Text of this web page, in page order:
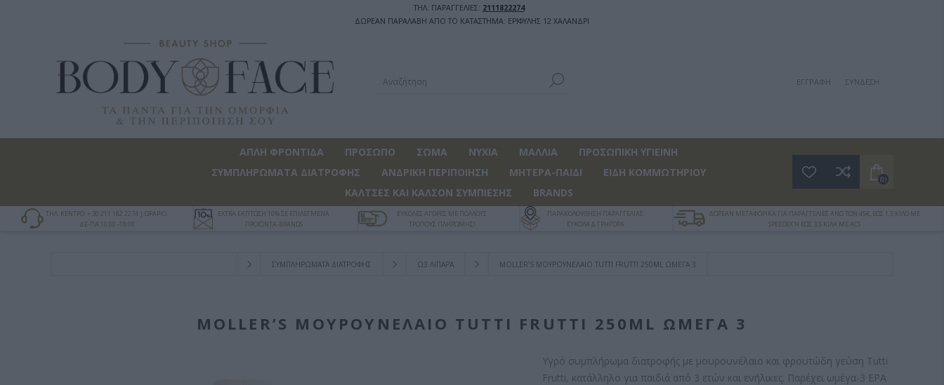
ΤΗΛ. ΠΑΡΑΓΓΕΛΙΕΣ: 2111822274
ΔΩΡΕΑΝ ΠΑΡΑΛΑΒΗ ΑΠΟ ΤΟ ΚΑΤΑΣΤΗΜΑ: ΕΡΙΦΥΛΗΣ 12 ΧΑΛΑΝΔΡΙ
ΕΓΓΡΑΦΉ ΣΎΝΔΕΣΗ
ΑΠΛΗ ΦΡΟΝΤΙΔΑ ΠΡΟΣΩΠΟ ΣΩΜΑ ΝΥΧΙΑ ΜΑΛΛΙΑ
ΠΡΟΣΩΠΙΚΗ ΥΓΙΕΙΝΗ
ΣΥΜΠΛΗΡΩΜΑΤΑ ΔΙΑΤΡΟΦΗΣ
ΑΝΔΡΙΚΗ ΠΕΡΙΠΟΙΗΣΗ ΜΗΤΕΡΑ-ΠΑΙΔΙ
ΕΙΔΗ ΚΟΜΜΩΤΗΡΙΟΥ
ΚΑΛΤΣΕΣ ΚΑΙ ΚΑΛΣΟΝ ΣΥΜΠΙΕΣΗΣ
BRANDS
(0)
ΤΗΛ. ΚΕΝΤΡΟ: + 30 211 182 2274 | ΩΡΑΡΙΟ:
ΔΕ-ΠΑ 10:00 -18:00
EXTRA ΕΚΠΤΩΣΗ 10% ΣΕ ΕΠΙΛΕΓΜΕΝΑ
ΠΡΟΪΟΝΤΑ-BRANDS
ΕΥΚΟΛΕΣ ΑΓΟΡΕΣ ΜΕ ΠΟΛΛΟΥΣ
ΤΡΟΠΟΥΣ ΠΛΗΡΩΜΗΣ!
ΠΑΡΑΚΟΛΟΥΘΗΣΗ ΠΑΡΑΓΓΕΛΙΑΣ
ΕΥΚΟΛΑ & ΓΡΗΓΟΡΑ
ΔΩΡΕΑΝ ΜΕΤΑΦΟΡΙΚΑ ΓΙΑ ΠΑΡΑΓΓΕΛΙΕΣ ΑΝΩ ΤΩΝ 45€, ΕΩΣ 1,5 ΚΙΛΟ ΜΕ
SPEEDEX Ή ΕΩΣ 3,5 ΚΙΛΑ ΜΕ ACS
ΣΥΜΠΛΗΡΩΜΑΤΑ ΔΙΑΤΡΟΦΗΣ Ω3 ΛΙΠΑΡΑ MOLLER’S ΜΟΥΡΟΥΝΈΛΑΙΟ TUTTI FRUTTI 250ML ΩΜΈΓΑ 3
MOLLER’S ΜΟΥΡΟΥΝΈΛΑΙΟ TUTTI FRUTTI 250ML ΩΜΈΓΑ 3
Υγρό συμπλήρωμα διατροφής με μουρουνέλαιο και φρουτώδη γεύση Tutti
Frutti, κατάλληλο για παιδιά από 3 ετών και ενήλικες. Παρέχει ωμέγα-3 EPA